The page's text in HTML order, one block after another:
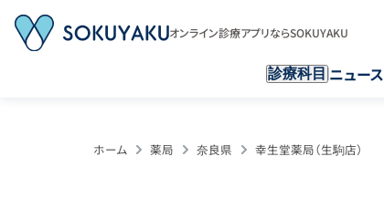
オンライン診療アプリならSOKUYAKU
診療科目 ニュース
ホーム 薬局 奈良県 幸生堂薬局（生駒店）